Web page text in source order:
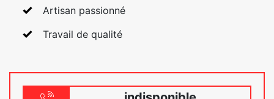
Artisan passionné
Travail de qualité